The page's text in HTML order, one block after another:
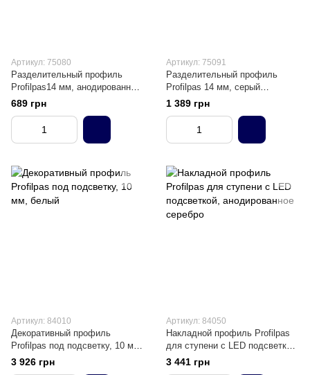
Артикул: 75080
Разделительный профиль
Profilpas14 мм, анодированный
серебро
689 грн
Артикул: 75091
Разделительный профиль
Profilpas 14 мм, серый
(антрацит)
1 389 грн
Артикул: 84010
Декоративный профиль
Profilpas под подсветку, 10 мм,
белый
3 926 грн
Артикул: 84050
Накладной профиль Profilpas
для ступени с LED подсветкой,
анодированное серебро
3 441 грн